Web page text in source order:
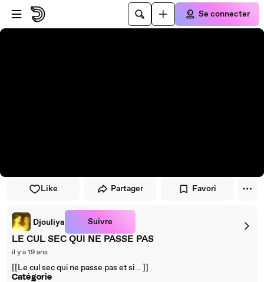
Passer au player
Passer au contenu principal
Se connecter
Like Partager Favori
Djouliya Suivre
LE CUL SEC QUI NE PASSE PAS
il y a 19 ans
[[Le cul sec qui ne passe pas et si .. ]]
Catégorie